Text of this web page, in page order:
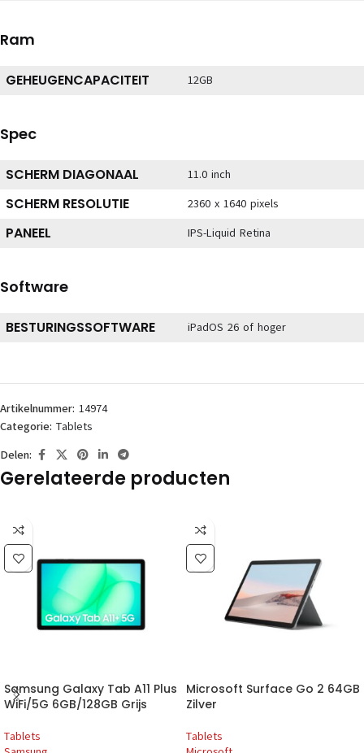
Ram
GEHEUGENCAPACITEIT 12GB
Spec
SCHERM DIAGONAAL 11.0 inch
SCHERM RESOLUTIE 2360 x 1640 pixels
PANEEL IPS-Liquid Retina
Software
BESTURINGSSOFTWARE iPadOS 26 of hoger
Artikelnummer: 14974
Categorie: Tablets
Delen:
Gerelateerde producten
Samsung Galaxy Tab A11 Plus
WiFi/5G 6GB/128GB Grijs
Tablets
Microsoft Surface Go 2 64GB
Zilver
Tablets